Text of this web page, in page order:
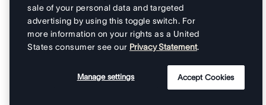
sale of your personal data and targeted
advertising by using this toggle switch. For
more information on your rights as a United
States consumer see our Privacy Statement.
Manage settings Accept Cookies